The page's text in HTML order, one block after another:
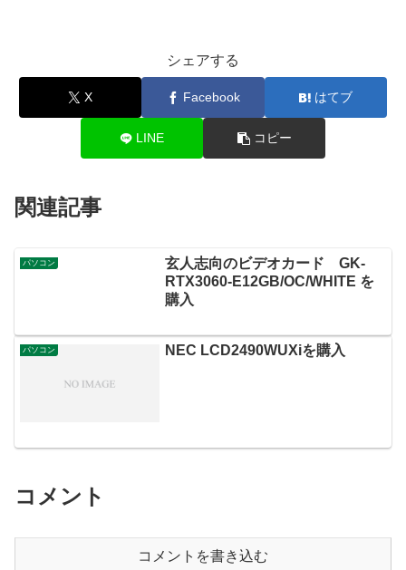
シェアする
X Facebook はてブ
LINE コピー
関連記事
パソコン
玄人志向のビデオカード GK-
RTX3060-E12GB/OC/WHITE を
購入
パソコン NEC LCD2490WUXiを購入
コメント
コメントを書き込む